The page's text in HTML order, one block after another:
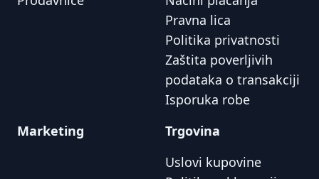
Pravna lica
Politika privatnosti
Zaštita poverljivih
podataka o transakciji
Isporuka robe
Marketing
Trgovina
Uslovi kupovine